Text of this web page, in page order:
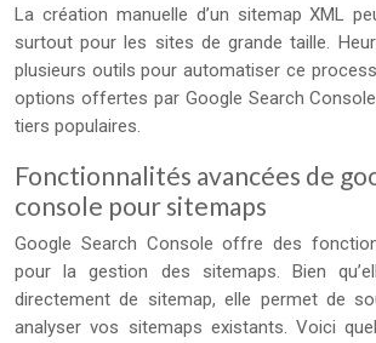
La création manuelle d’un sitemap XML
surtout pour les sites de grande taille.
plusieurs outils pour automatiser ce
options offertes par Google Search
tiers populaires.
Fonctionnalités avancées de
console pour sitemaps
Google Search Console offre des
pour la gestion des sitemaps. Bien
directement de sitemap, elle permet de
analyser vos sitemaps existants. Voici